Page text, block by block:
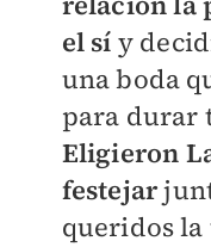
el sí y
una boda
para durar
Eligieron
festejar
queridos la